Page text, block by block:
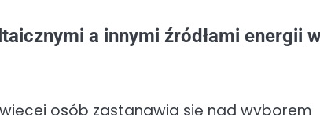
a innymi źródłami energii w